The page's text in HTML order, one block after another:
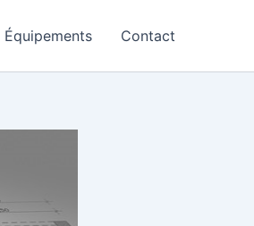
Équipements Contact